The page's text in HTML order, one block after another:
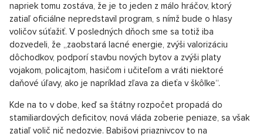
napriek tomu zostáva, že je to jeden z málo hráčov, ktorý
zatiaľ oficiálne nepredstavil program, s nímž bude o hlasy
voličov súťažiť. V posledných dňoch sme sa totiž iba
dozvedeli, že „zaobstará lacné energie, zvýši valorizáciu
dôchodkov, podporí stavbu nových bytov a zvýši platy
vojakom, policajtom, hasičom i učiteľom a vráti niektoré
daňové úľavy, ako je napríklad zľava za dieťa v škôlke“.
Kde na to v dobe, keď sa štátny rozpočet propadá do
stamiliardových deficitov, nová vláda zoberie peniaze, sa však
zatiaľ volič nič nedozvie. Babišovi priaznivcov to na